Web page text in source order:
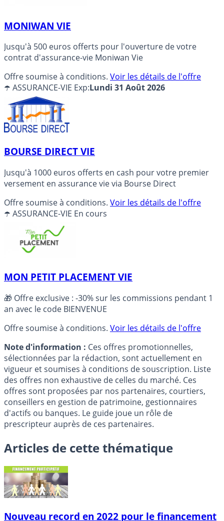
MONIWAN VIE
Jusqu'à 500 euros offerts pour l'ouverture de votre
contrat d'assurance-vie Moniwan Vie
Offre soumise à conditions. Voir les détails de l'offre
☂️ ASSURANCE-VIE Exp:Lundi 31 Août 2026
BOURSE DIRECT VIE
Jusqu'à 1000 euros offerts en cash pour votre premier
versement en assurance vie via Bourse Direct
Offre soumise à conditions. Voir les détails de l'offre
☂️ ASSURANCE-VIE En cours
MON PETIT PLACEMENT VIE
🎁 Offre exclusive : -30% sur les commissions pendant 1
an avec le code BIENVENUE
Offre soumise à conditions. Voir les détails de l'offre
Note d'information : Ces offres promotionnelles,
sélectionnées par la rédaction, sont actuellement en
vigueur et soumises à conditions de souscription. Liste
des offres non exhaustive de celles du marché. Ces
offres sont proposées par nos partenaires, courtiers,
conseillers en gestion de patrimoine, gestionnaires
d'actifs ou banques. Le guide joue un rôle de
prescripteur auprès de ces partenaires.
Articles de cette thématique
Nouveau record en 2022 pour le financement